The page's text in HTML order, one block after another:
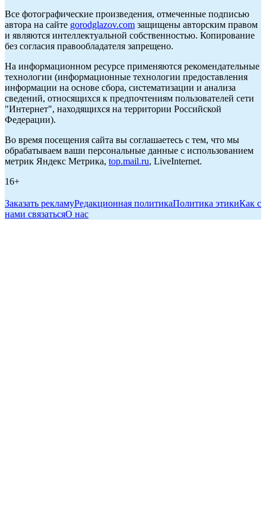
Все фотографические произведения, отмеченные подписью
автора на сайте gorodglazov.com защищены авторским правом
и являются интеллектуальной собственностью. Копирование
без согласия правообладателя запрещено.
На информационном ресурсе применяются рекомендательные
технологии (информационные технологии предоставления
информации на основе сбора, систематизации и анализа
сведений, относящихся к предпочтениям пользователей сети
"Интернет", находящихся на территории Российской
Федерации).
Во время посещения сайта вы соглашаетесь с тем, что мы
обрабатываем ваши персональные данные с использованием
метрик Яндекс Метрика, top.mail.ru, LiveInternet.
16+
Заказать рекламуРедакционная политикаПолитика этикиКак с
нами связатьсяО нас